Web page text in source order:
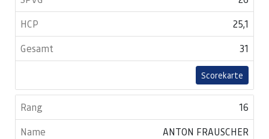
25,1
31
Scorekarte
16
ANTON FRAUSCHER